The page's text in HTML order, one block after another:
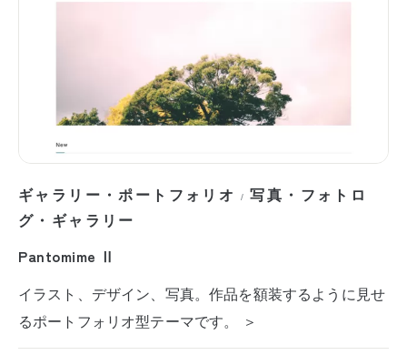
ギャラリー・ポートフォリオ /写真・フォトロ
グ・ギャラリー
Pantomime Ⅱ
イラスト、デザイン、写真。作品を額装するように見せ
るポートフォリオ型テーマです。 ＞